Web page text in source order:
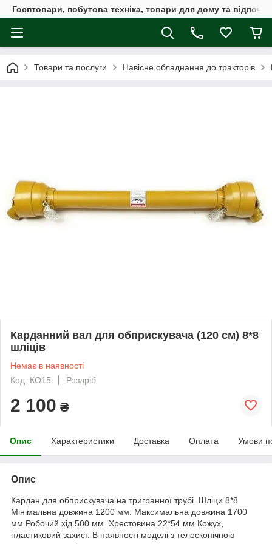
Госптовари, побутова техніка, товари для дому та
Товари та послуги Навісне обладнання до тракторів
Карданний вал для обприскувача (120 см) 8*8
шліців
Немає в наявності
Код: КО15
Роздріб
2 100 ₴
Опис Характеристики Доставка Оплата Умови
Опис
Кардан для обприскувача на тригранної трубі. Шліци 8*8
Мінімальна довжина 1200 мм. Максимальна довжина 1700
мм Робочий хід 500 мм. Хрестовина 22*54 мм Кожух,
пластиковий захист. В наявності моделі з телескопічною